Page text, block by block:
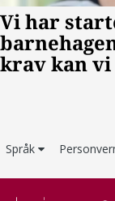
Språk